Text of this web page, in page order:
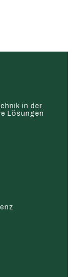
in der
Lösungen